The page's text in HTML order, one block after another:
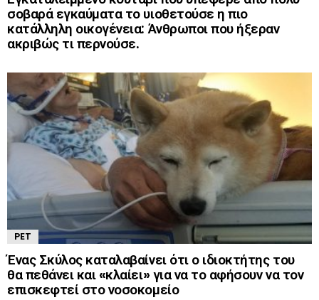
σοβαρά εγκαύματα το υιοθετούσε η πιο
κατάλληλη οικογένεια: Άνθρωποι που ήξεραν
ακριβώς τι περνούσε.
PET
Ένας Σκύλος καταλαβαίνει ότι ο ιδιοκτήτης του
θα πεθάνει και «κλαίει» για να το αφήσουν να τον
επισκεφτεί στο νοσοκομείο